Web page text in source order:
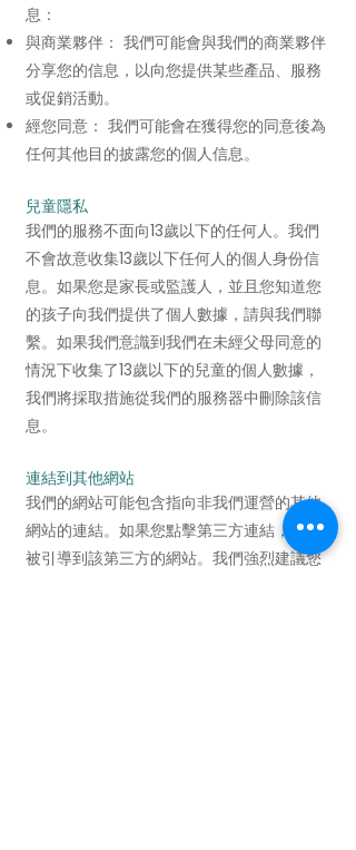
息：
與商業夥伴： 我們可能會與我們的商業夥伴
分享您的信息，以向您提供某些產品、服務
或促銷活動。
經您同意： 我們可能會在獲得您的同意後為
任何其他目的披露您的個人信息。
兒童隱私
我們的服務不面向13歲以下的任何人。我們
不會故意收集13歲以下任何人的個人身份信
息。如果您是家長或監護人，並且您知道您
的孩子向我們提供了個人數據，請與我們聯
繫。如果我們意識到我們在未經父母同意的
情況下收集了13歲以下的兒童的個人數據，
我們將採取措施從我們的服務器中刪除該信
息。
連結到其他網站
我們的網站可能包含指向非我們運營的其他
網站的連結。如果您點擊第三方連結，您將
被引導到該第三方的網站。我們強烈建議您